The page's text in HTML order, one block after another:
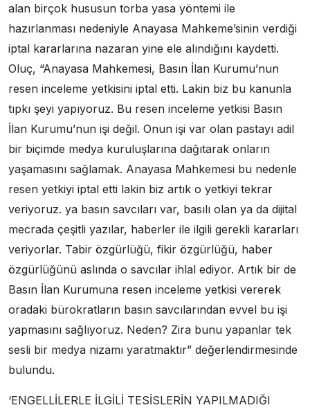
alan birçok hususun torba yasa yöntemi ile
hazırlanması nedeniyle Anayasa Mahkeme’sinin verdiği
iptal kararlarına nazaran yine ele alındığını kaydetti.
Oluç, “Anayasa Mahkemesi, Basın İlan Kurumu’nun
resen inceleme yetkisini iptal etti. Lakin biz bu kanunla
tıpkı şeyi yapıyoruz. Bu resen inceleme yetkisi Basın
İlan Kurumu’nun işi değil. Onun işi var olan pastayı adil
bir biçimde medya kuruluşlarına dağıtarak onların
yaşamasını sağlamak. Anayasa Mahkemesi bu nedenle
resen yetkiyi iptal etti lakin biz artık o yetkiyi tekrar
veriyoruz. ya basın savcıları var, basılı olan ya da dijital
mecrada çeşitli yazılar, haberler ile ilgili gerekli kararları
veriyorlar. Tabir özgürlüğü, fikir özgürlüğü, haber
özgürlüğünü aslında o savcılar ihlal ediyor. Artık bir de
Basın İlan Kurumuna resen inceleme yetkisi vererek
oradaki bürokratların basın savcılarından evvel bu işi
yapmasını sağlıyoruz. Neden? Zira bunu yapanlar tek
sesli bir medya nizamı yaratmaktır” değerlendirmesinde
bulundu.
‘ENGELLİLERLE İLGİLİ TESİSLERİN YAPILMADIĞI